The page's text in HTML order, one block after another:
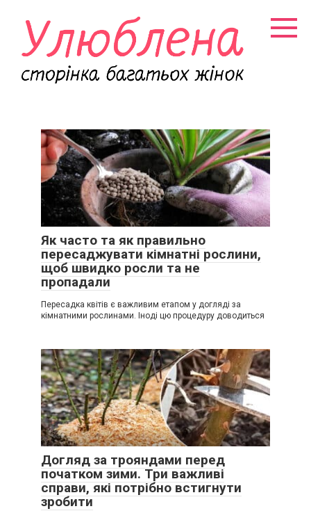
контенту
Як часто та як правильно
пересаджувати кімнатні рослини,
щоб швидко росли та не
пропадали
Пересадка квітів є важливим етапом у догляді за
кімнатними рослинами. Іноді цю процедуру доводиться
Догляд за трояндами перед
початком зими. Три важливі
справи, які потрібно встигнути
зробити